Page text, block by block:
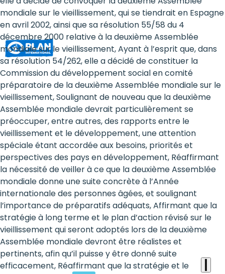
rights
are
human
rights:
Positioning
girls
at
the
heart
of
the
international
agenda
mondiale sur le vieillissement, qui se tiendrait en Espagne
en avril 2002, ainsi que sa résolution 55/58 du 4
décembre 2000 relative à la deuxième Assemblée
mondiale sur le vieillissement, Ayant à l’esprit que, dans
sa résolution 54/262, elle a décidé de constituer la
Commission du développement social en comité
préparatoire de la deuxième Assemblée mondiale sur le
vieillissement, Soulignant de nouveau que la deuxième
Assemblée mondiale devrait particulièrement se
préoccuper, entre autres, des rapports entre le
vieillissement et le développement, une attention
spéciale étant accordée aux besoins, priorités et
perspectives des pays en développement, Réaffirmant
la nécessité de veiller à ce que la deuxième Assemblée
mondiale donne une suite concrète à l’Année
internationale des personnes âgées, et soulignant
l’importance de préparatifs adéquats, Affirmant que la
stratégie à long terme et le plan d’action révisé sur le
vieillissement qui seront adoptés lors de la deuxième
Assemblée mondiale devront être réalistes et
pertinents, afin qu’il puisse y être donné suite
efficacement, Réaffirmant que la stratégie et le